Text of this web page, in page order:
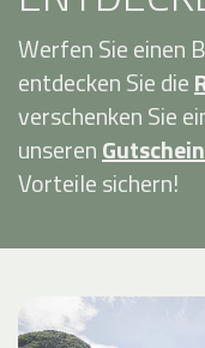
Werfen Sie einen
entdecken Sie die
verschenken Sie
unseren
Vorteile sichern!